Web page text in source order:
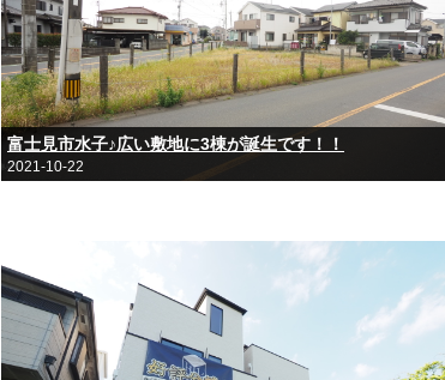
富士見市水子♪広い敷地に3棟が誕生です！！
2021-10-22